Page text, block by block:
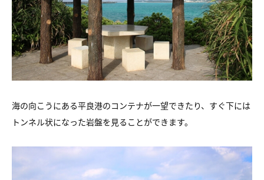
海の向こうにある平良港のコンテナが一望できたり、すぐ下には
トンネル状になった岩盤を見ることができます。